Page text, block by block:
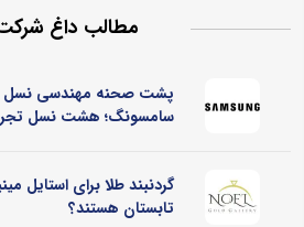
مطالب داغ
سامسونگ؛ هشت نسل
گردنبند طلا برای استایل
تابستان هستند؟